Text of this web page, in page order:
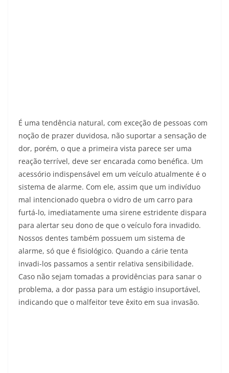
É uma tendência natural, com exceção de pessoas com
noção de prazer duvidosa, não suportar a sensação de
dor, porém, o que a primeira vista parece ser uma
reação terrível, deve ser encarada como benéfica. Um
acessório indispensável em um veículo atualmente é o
sistema de alarme. Com ele, assim que um indivíduo
mal intencionado quebra o vidro de um carro para
furtá-lo, imediatamente uma sirene estridente dispara
para alertar seu dono de que o veículo fora invadido.
Nossos dentes também possuem um sistema de
alarme, só que é fisiológico. Quando a cárie tenta
invadi-los passamos a sentir relativa sensibilidade.
Caso não sejam tomadas a providências para sanar o
problema, a dor passa para um estágio insuportável,
indicando que o malfeitor teve êxito em sua invasão.